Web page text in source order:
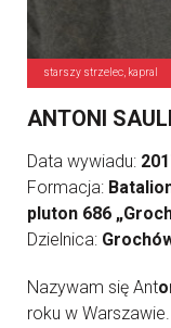
starszy strzelec, kapral
ANTONI
Data wywiadu:
Formacja:
pluton 686
Dzielnica:
Nazywam się Anto
roku w